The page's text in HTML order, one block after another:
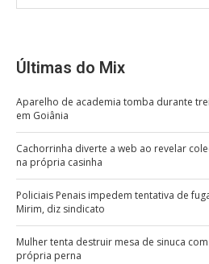
Últimas do Mix
Aparelho de academia tomba durante
em Goiânia
Cachorrinha diverte a web ao revelar
na própria casinha
Policiais Penais impedem tentativa de
Mirim, diz sindicato
Mulher tenta destruir mesa de sinuca
própria perna